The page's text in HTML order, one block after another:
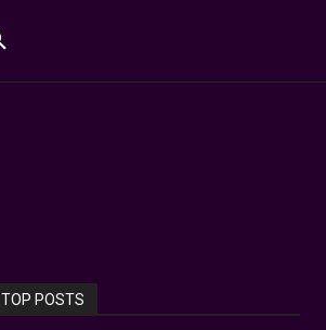
TOP POSTS